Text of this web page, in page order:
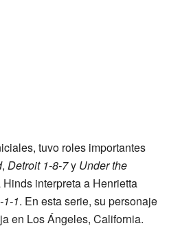
tuvo roles importantes
, Detroit 1-8-7y Under the
interpreta a Henrietta
1-1. En esta serie, su personaje
en Los Ángeles, California.